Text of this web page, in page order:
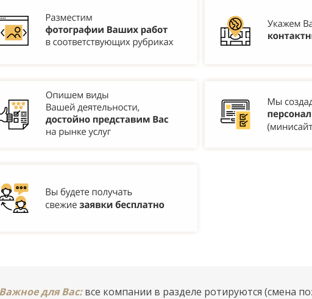
Важное для Вас:все компании в разделе ротируются (смена